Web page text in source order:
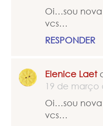
Oi…sou
vcs…
RESPONDER
Elenice Laet
19 de março
Oi…sou
vcs…